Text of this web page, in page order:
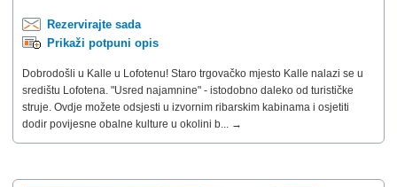
Rezervirajte sada
Prikaži potpuni opis
Dobrodošli u Kalle u Lofotenu! Staro trgovačko mjesto Kalle nalazi se u
središtu Lofotena. "Usred najamnine" - istodobno daleko od turističke
struje. Ovdje možete odsjesti u izvornim ribarskim kabinama i osjetiti
dodir povijesne obalne kulture u okolini b... →